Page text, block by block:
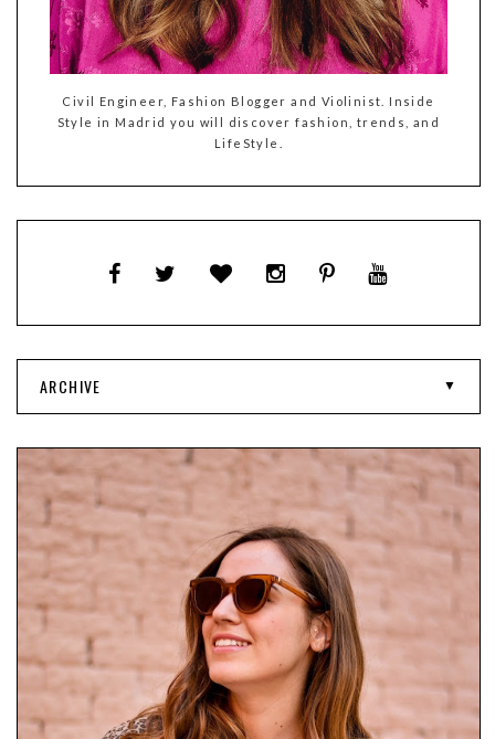
Civil Engineer, Fashion Blogger and Violinist. Inside
Style in Madrid you will discover fashion, trends, and
LifeStyle.
ARCHIVE